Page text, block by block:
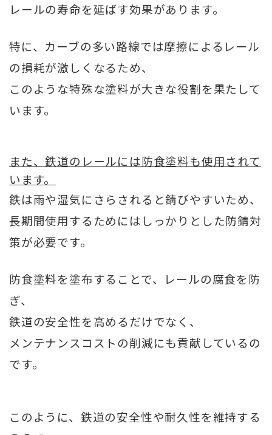
レールの寿命を延ばす効果があります。
特に、カーブの多い路線では摩擦によるレール
の損耗が激しくなるため、
このような特殊な塗料が大きな役割を果たして
います。
また、鉄道のレールには防食塗料も使用されて
います。
鉄は雨や湿気にさらされると錆びやすいため、
長期間使用するためにはしっかりとした防錆対
策が必要です。
防食塗料を塗布することで、レールの腐食を防
ぎ、
鉄道の安全性を高めるだけでなく、
メンテナンスコストの削減にも貢献しているの
です。
このように、鉄道の安全性や耐久性を維持する